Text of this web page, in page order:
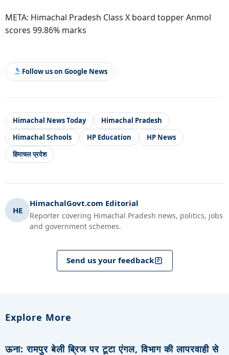
META: Himachal Pradesh Class X board topper Anmol
scores 99.86% marks
Follow us on Google News
Himachal News Today
Himachal Pradesh
Himachal Schools
HP Education
HP News
हिमाचल प्रदेश
HE
HimachalGovt.com Editorial
Reporter covering Himachal Pradesh news, politics, jobs
and government schemes.
Send us your feedback
Explore More
ऊना: रामपुर बेली ब्रिज पर टूटा एंगल, विभाग की लापरवाही से